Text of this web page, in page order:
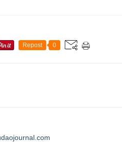
Repost 0